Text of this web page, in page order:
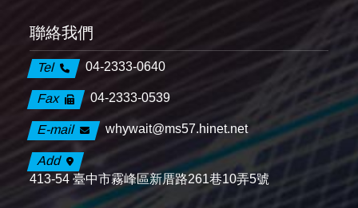
聯絡我們
Tel 04-2333-0640
Fax 04-2333-0539
E-mail whywait@ms57.hinet.net
Add
413-54 臺中市霧峰區新厝路261巷10弄5號